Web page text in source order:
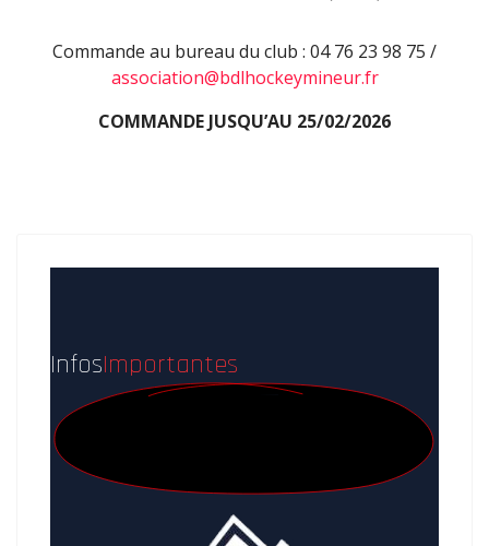
Commande au bureau du club : 04 76 23 98 75 /
association@bdlhockeymineur.fr
COMMANDE JUSQU’AU 25/02/2026
InfosImportantes